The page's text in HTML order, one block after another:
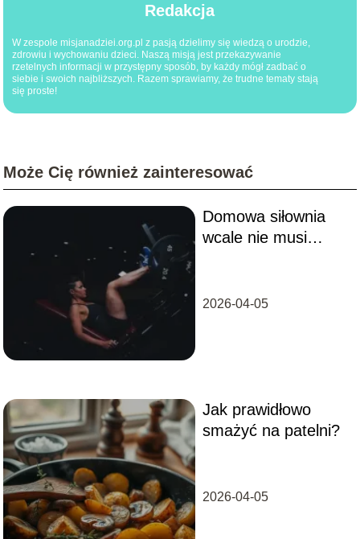
Redakcja
W zespole misjanadziei.org.pl z pasją dzielimy się wiedzą o urodzie,
zdrowiu i wychowaniu dzieci. Naszą misją jest przekazywanie
rzetelnych informacji w przystępny sposób, by każdy mógł zadbać o
siebie i swoich najbliższych. Razem sprawiamy, że trudne tematy stają
się proste!
Może Cię również zainteresować
Domowa siłownia
wcale nie musi
2026-04-05
Jak prawidłowo
smażyć na patelni?
2026-04-05